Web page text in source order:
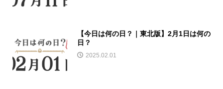
【今日は何の日？｜東北版】2月1日は何の
日？
2025.02.01